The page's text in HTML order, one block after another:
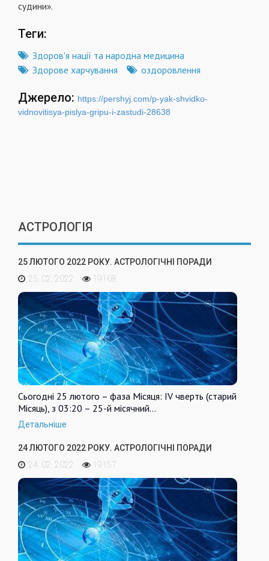
судини».
Теги:
Здоров'я нації та народна медицина
Здорове харчування
оздоровлення
Джерело: https://pershyj.com/p-yak-shvidko-
vidnovitisya-pislya-gripu-i-zastudi-28638
АСТРОЛОГІЯ
25 ЛЮТОГО 2022 РОКУ. АСТРОЛОГІЧНІ ПОРАДИ
25. 02. 2022
19168
Сьогодні 25 лютого – фаза Місяця: IV чверть (старий
Місяць), з 03:20 – 25-й місячний…
Детальніше
24 ЛЮТОГО 2022 РОКУ. АСТРОЛОГІЧНІ ПОРАДИ
24. 02. 2022
19157